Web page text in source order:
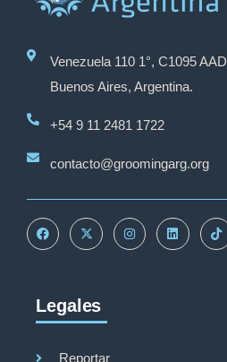
Venezuela 110 1°, C1095 AAD
Buenos Aires, Argentina.
+54 9 11 2481 1722
contacto@groomingarg.org
Legales
Reportar